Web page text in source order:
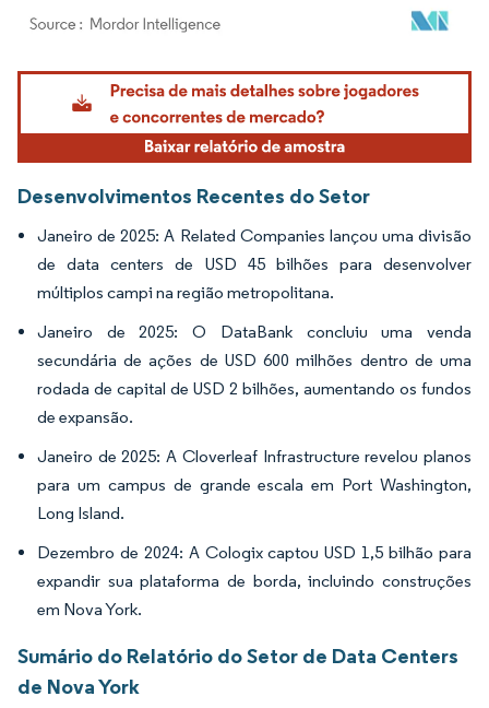
Imagem © Mordor Intelligence. O reuso requer atribuição conforme CC BY 4.0.
Desenvolvimentos Recentes do Setor
Janeiro de 2025: A Related Companies lançou uma divisão
de data centers de USD 45 bilhões para desenvolver
múltiplos campi na região metropolitana.
Janeiro de 2025: O DataBank concluiu uma venda
secundária de ações de USD 600 milhões dentro de uma
rodada de capital de USD 2 bilhões, aumentando os fundos
de expansão.
Janeiro de 2025: A Cloverleaf Infrastructure revelou planos
para um campus de grande escala em Port Washington,
Long Island.
Dezembro de 2024: A Cologix captou USD 1,5 bilhão para
expandir sua plataforma de borda, incluindo construções
em Nova York.
Sumário do Relatório do Setor de Data Centers
de Nova York